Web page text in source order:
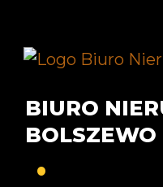
BIURO
BOLSZEWO